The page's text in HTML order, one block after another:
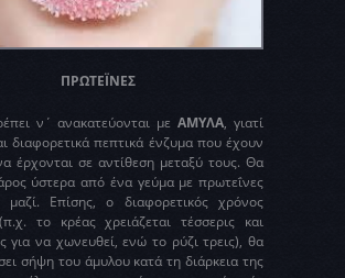
ΠΡΩΤΕΪΝΕΣ
ν΄ ανακατεύονται μεΑΜΥΛΑ, γιατί
διαφορετικά πεπτικά ένζυμα που έχουν
έρχονται σε αντίθεση μεταξύ τους. Θα
ύστερα από ένα γεύμα με πρωτεΐνες
μαζί. Επίσης, ο διαφορετικός χρόνος
το κρέας χρειάζεται τέσσερις και
για να χωνευθεί, ενώ το ρύζι τρεις), θα
σήψη του άμυλου κατά τη διάρκεια της